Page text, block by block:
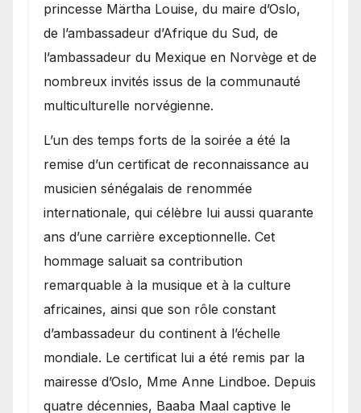
princesse Märtha Louise, du maire d’Oslo,
de l’ambassadeur d’Afrique du Sud, de
l’ambassadeur du Mexique en Norvège et de
nombreux invités issus de la communauté
multiculturelle norvégienne.
​L’un des temps forts de la soirée a été la
remise d’un certificat de reconnaissance au
musicien sénégalais de renommée
internationale, qui célèbre lui aussi quarante
ans d’une carrière exceptionnelle. Cet
hommage saluait sa contribution
remarquable à la musique et à la culture
africaines, ainsi que son rôle constant
d’ambassadeur du continent à l’échelle
mondiale. Le certificat lui a été remis par la
mairesse d’Oslo, Mme Anne Lindboe. Depuis
quatre décennies, Baaba Maal captive le